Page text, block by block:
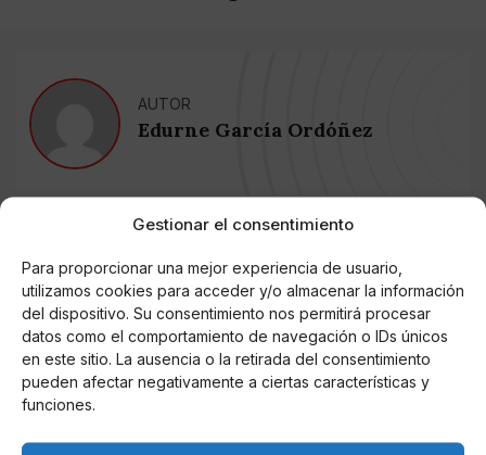
Gestionar el consentimiento
Para proporcionar una mejor experiencia de usuario,
utilizamos cookies para acceder y/o almacenar la información
del dispositivo. Su consentimiento nos permitirá procesar
datos como el comportamiento de navegación o IDs únicos
en este sitio. La ausencia o la retirada del consentimiento
pueden afectar negativamente a ciertas características y
funciones.
AUTOR
Edurne García Ordóñez
Noticias relacionadas
Online Casino
Mejores Cripto Casinos Online en
Colombia 2025: Bitcoin Casinos
Online Casino
Mejores Casinos Online con Bitcoin y